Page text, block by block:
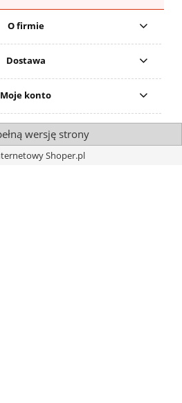
O firmie
Dostawa
Moje konto
wersję strony
Shoper.pl